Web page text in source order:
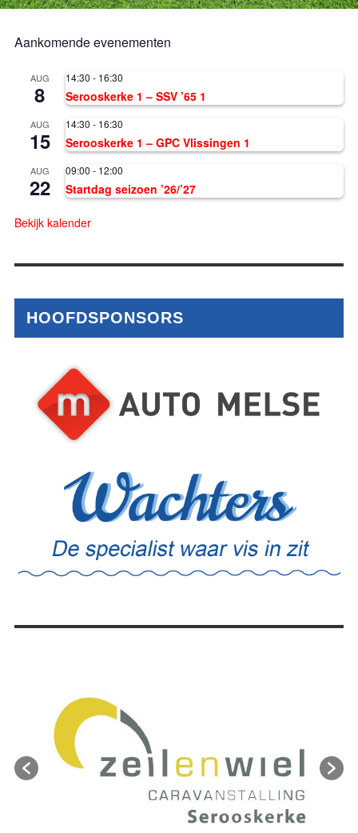
Aankomende evenementen
AUG
8
14:30 - 16:30
Serooskerke 1 – SSV ’65 1
AUG
15
14:30 - 16:30
Serooskerke 1 – GPC Vlissingen 1
AUG
22
09:00 - 12:00
Startdag seizoen ’26/’27
Bekijk kalender
HOOFDSPONSORS